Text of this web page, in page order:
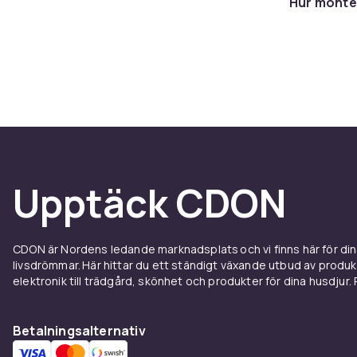
och håller
som HDR,
Kiyo Pro är
De flesta
modeller
Upptäck CDON
CDON är Nordens ledande marknadsplats och vi finns här för
livsdrömmar. Här hittar du ett ständigt växande utbud av
elektronik till trädgård, skönhet och produkter för dina husdjur.
Betalningsalternativ